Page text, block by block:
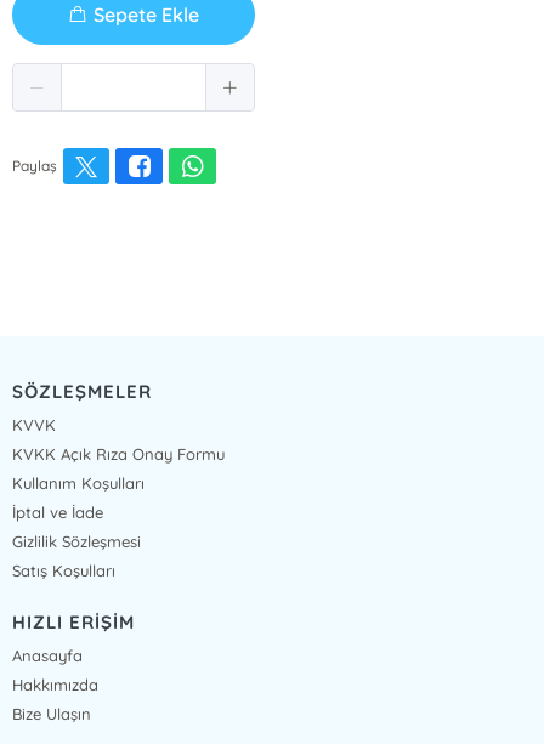
Sepete Ekle
Paylaş
SÖZLEŞMELER
KVVK
KVKK Açık Rıza Onay Formu
Kullanım Koşulları
İptal ve İade
Gizlilik Sözleşmesi
Satış Koşulları
HIZLI ERİŞİM
Anasayfa
Hakkımızda
Bize Ulaşın